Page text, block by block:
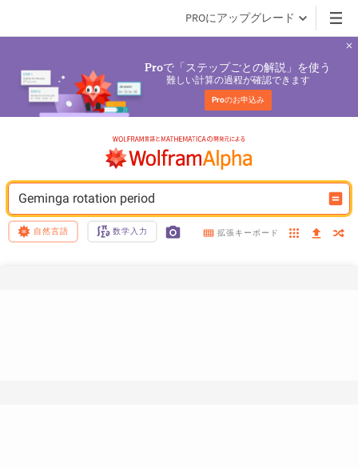
PROにアップグレード
Proで「ステップごとの解説」を使う
難しい計算の過程が確認できます
Proのお申込み
Geminga rotation period
自然言語 数学入力 拡張キーボード